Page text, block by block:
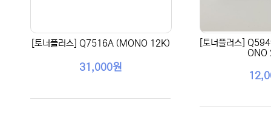
[토너플러스] Q7516A (MONO 12K)
31,000원
[토너플러스]
ONO